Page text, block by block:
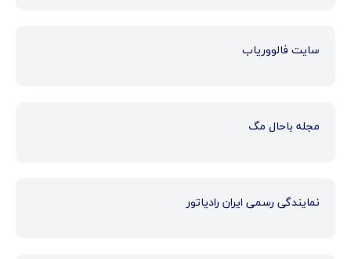
سایت فالووریاب
مجله باحال مگ
نمایندگی رسمی ایران رادیاتور